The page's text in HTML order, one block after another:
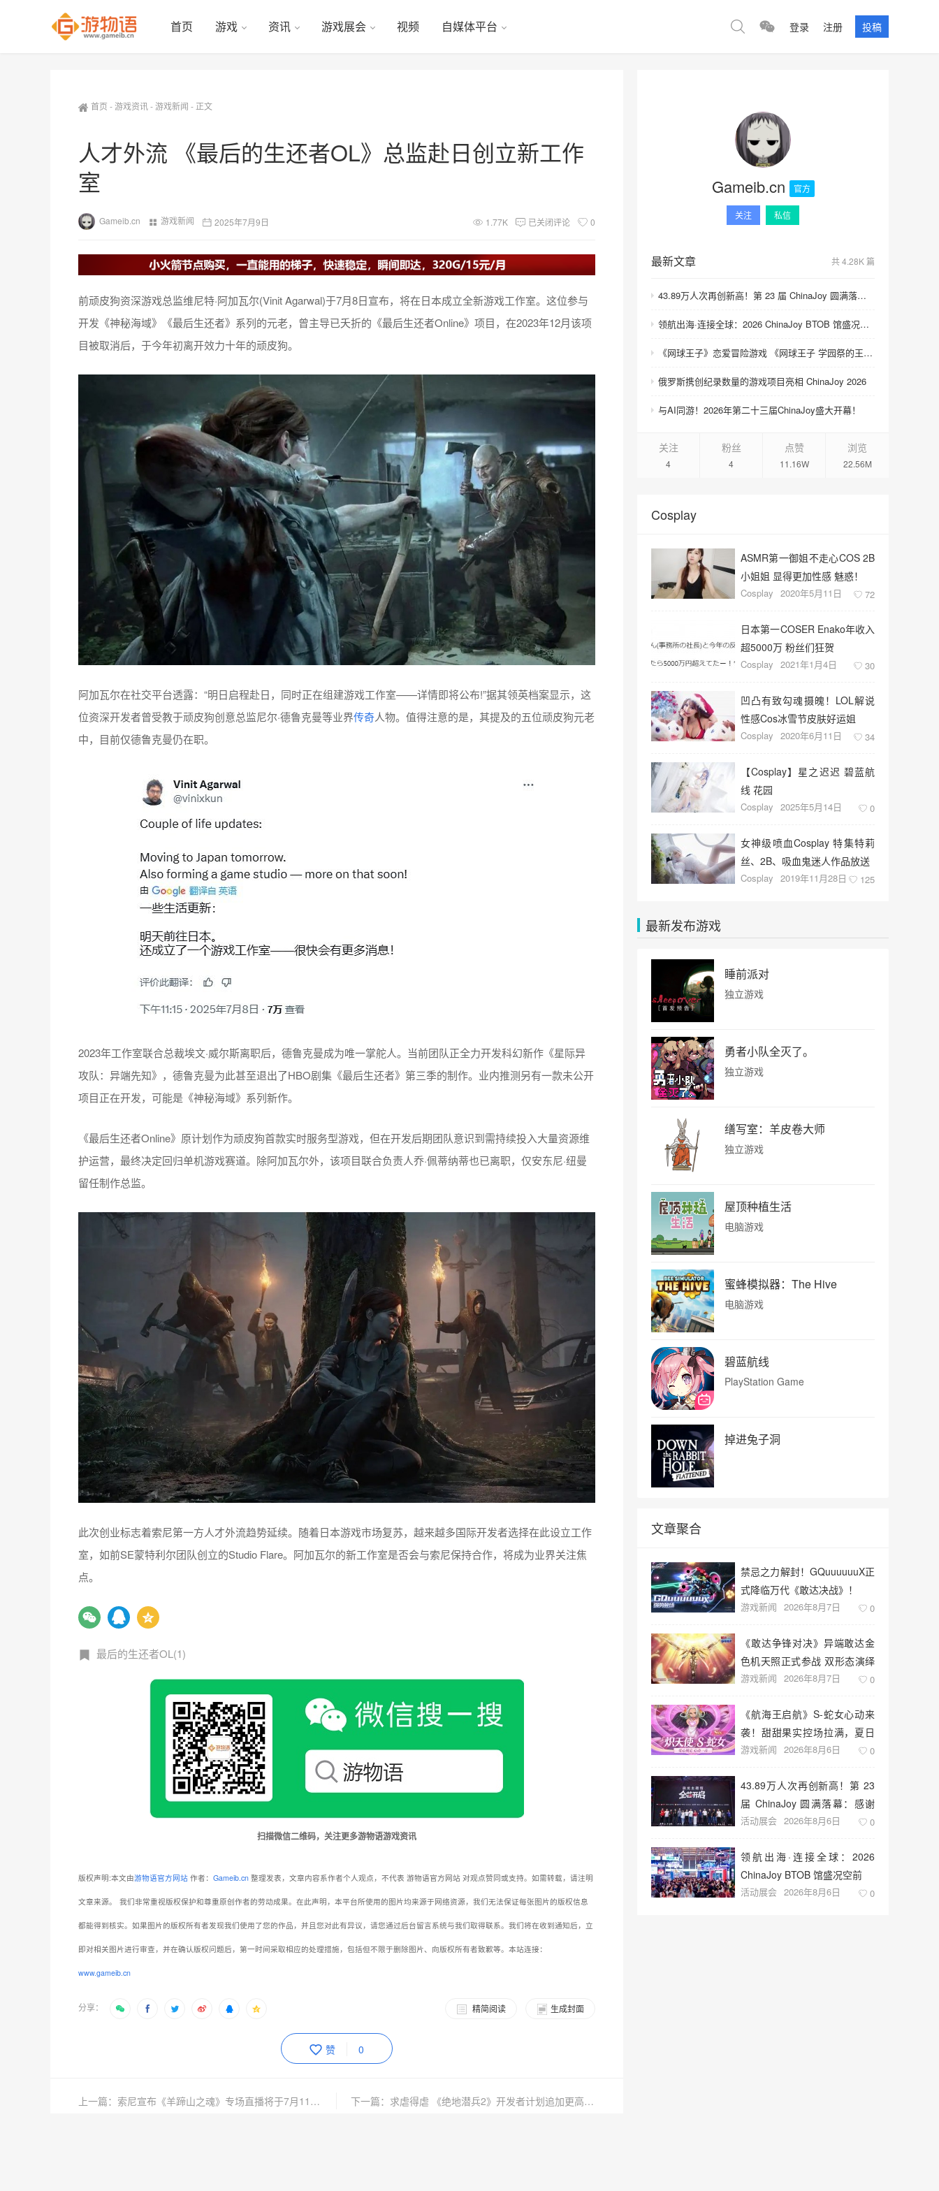
首页 游戏 资讯 游戏展会 视频 自媒体平台 登录 注册 投稿
首页 -游戏资讯-游戏新闻 - 正文
人才外流 《最后的生还者OL》总监赴日创立新工作
室
Gameib.cn 游戏新闻 2025年7月9日 1.77K 已关闭评论 0
前顽皮狗资深游戏总监维尼特·阿加瓦尔(Vinit Agarwal)于7月8日宣布，将在日本成立全新游戏工作室。这位参与
开发《神秘海域》《最后生还者》系列的元老，曾主导已夭折的《最后生还者Online》项目，在2023年12月该项
目被取消后，于今年初离开效力十年的顽皮狗。
阿加瓦尔在社交平台透露：“明日启程赴日，同时正在组建游戏工作室——详情即将公布!”据其领英档案显示，这
位资深开发者曾受教于顽皮狗创意总监尼尔·德鲁克曼等业界传奇人物。值得注意的是，其提及的五位顽皮狗元老
中，目前仅德鲁克曼仍在职。
2023年工作室联合总裁埃文·威尔斯离职后，德鲁克曼成为唯一掌舵人。当前团队正全力开发科幻新作《星际异
攻队：异端先知》，德鲁克曼为此甚至退出了HBO剧集《最后生还者》第三季的制作。业内推测另有一款未公开
项目正在开发，可能是《神秘海域》系列新作。
《最后生还者Online》原计划作为顽皮狗首款实时服务型游戏，但在开发后期团队意识到需持续投入大量资源维
护运营，最终决定回归单机游戏赛道。除阿加瓦尔外，该项目联合负责人乔·佩蒂纳蒂也已离职，仅安东尼·纽曼
留任制作总监。
此次创业标志着索尼第一方人才外流趋势延续。随着日本游戏市场复苏，越来越多国际开发者选择在此设立工作
室，如前SE蒙特利尔团队创立的Studio Flare。阿加瓦尔的新工作室是否会与索尼保持合作，将成为业界关注焦
点。
最后的生还者OL(1)
扫描微信二维码，关注更多游物语游戏资讯
版权声明:本文由游物语官方网站 作者： Gameib.cn 整理发表，文章内容系作者个人观点，不代表 游物语官方网站 对观点赞同或支持。如需转载，请注明
文章来源。 我们非常重视版权保护和尊重原创作者的劳动成果。在此声明，本平台所使用的图片均来源于网络资源，我们无法保证每张图片的版权信息
都能得到核实。如果图片的版权所有者发现我们使用了您的作品，并且您对此有异议，请您通过后台留言系统与我们取得联系。我们将在收到通知后，立
即对相关图片进行审查，并在确认版权问题后，第一时间采取相应的处理措施，包括但不限于删除图片、向版权所有者致歉等。本站连接：
www.gameib.cn
分享： 生成封面
精简阅读
赞 0
上一篇：索尼宣布《羊蹄山之魂》专场直播将于7月11日举行 下一篇：求虐得虐 《绝地潜兵2》开发者计划追加更高难度内容
Gameib.cn 官方
关注 私信
最新文章 共 4.28K 篇
43.89万人次再创新高！第 23 届 ChinaJoy 圆满落幕：感谢有你，共赴这场“与 AI 同游”的盛夏之约
领航出海·连接全球：2026 ChinaJoy BTOB 馆盛况空前
《网球王子》恋爱冒险游戏 《网球王子 学园祭的王子们 ♡-40 and more…》与《网球王子 心跳求生 Tie break ♡game》发售
俄罗斯携创纪录数量的游戏项目亮相 ChinaJoy 2026
与AI同游！2026年第二十三届ChinaJoy盛大开幕！
关注
4
粉丝
4
点赞
11.16W
浏览
22.56M
Cosplay
ASMR第一御姐不走心COS 2B
小姐姐 显得更加性感 魅惑！
Cosplay 2020年5月11日 72
日本第一COSER Enako年收入
超5000万 粉丝们狂贺
Cosplay 2021年1月4日 30
凹凸有致勾魂摄魄！LOL解说
性感Cos冰雪节皮肤好运姐
Cosplay 2020年6月11日 34
【Cosplay】星之迟迟 碧蓝航
线 花园
Cosplay 2025年5月14日 0
女神级喷血Cosplay 特集特莉
丝、2B、吸血鬼迷人作品放送
Cosplay 2019年11月28日 125
最新发布游戏
睡前派对
独立游戏
勇者小队全灭了。
独立游戏
缮写室：羊皮卷大师
独立游戏
屋顶种植生活
电脑游戏
蜜蜂模拟器：The Hive
电脑游戏
碧蓝航线
PlayStation Game
掉进兔子洞
文章聚合
禁忌之力解封！GQuuuuuuX正
式降临万代《敢达决战》！
游戏新闻 2026年8月7日 0
《敢达争锋对决》异端敢达金
色机天照正式参战 双形态演绎
空中战技
游戏新闻 2026年8月7日 0
《航海王启航》S-蛇女心动来
袭！甜甜果实控场拉满，夏日
盛宴开启
游戏新闻 2026年8月6日 0
43.89万人次再创新高！第 23
届 ChinaJoy 圆满落幕：感谢
有你，共赴这场“与 AI 同游”的
活动展会 2026年8月6日 0
领航出海·连接全球：2026
ChinaJoy BTOB 馆盛况空前
活动展会 2026年8月6日 0